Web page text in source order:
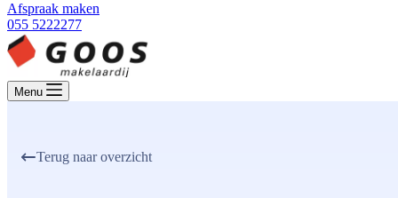
Afspraak maken
055 5222277
Menu
Terug naar overzicht